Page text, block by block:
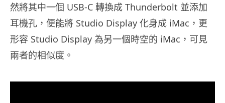
然將其中一個 USB-C 轉換成 Thunderbolt 並添加
耳機孔，便能將 Studio Display 化身成 iMac，更
形容 Studio Display 為另一個時空的 iMac，可見
兩者的相似度。